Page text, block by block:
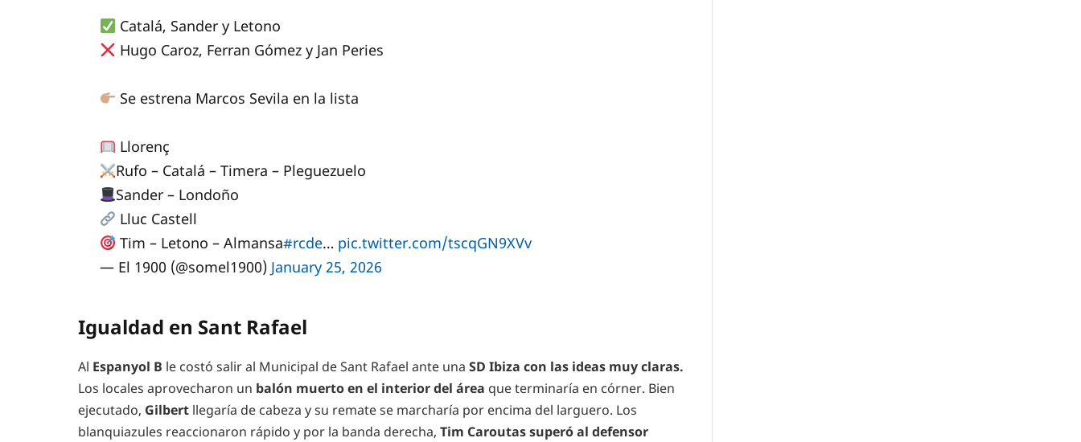
Catalá, Sander y Letono
Hugo Caroz, Ferran Gómez y Jan Peries
Se estrena Marcos Sevila en la lista
Llorenç
Rufo – Catalá – Timera – Pleguezuelo
Sander – Londoño
Lluc Castell
Tim – Letono – Almansa#rcde… pic.twitter.com/tscqGN9XVv
— El 1900 (@somel1900) January 25, 2026
Igualdad en Sant Rafael
Al Espanyol B le costó salir al Municipal de Sant Rafael ante una SD Ibiza con las ideas muy claras.
Los locales aprovecharon un balón muerto en el interior del área que terminaría en córner. Bien
ejecutado, Gilbert llegaría de cabeza y su remate se marcharía por encima del larguero. Los
blanquiazules reaccionaron rápido y por la banda derecha, Tim Caroutas superó al defensor